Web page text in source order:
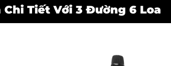
Chi Tiết Với 3 Đường 6 Loa